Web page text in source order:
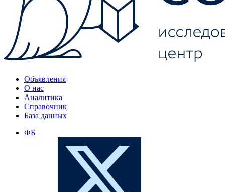
Объявления
О нас
Аналитика
Справочник
База данных
ФБ